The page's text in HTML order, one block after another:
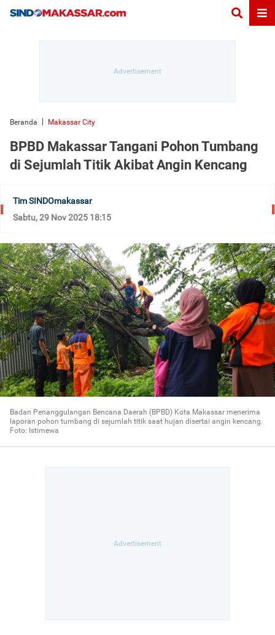
Beranda Makassar City
BPBD Makassar Tangani Pohon Tumbang
di Sejumlah Titik Akibat Angin Kencang
Tim SINDOmakassar
Sabtu, 29 Nov 2025 18:15
Badan Penanggulangan Bencana Daerah (BPBD) Kota Makassar menerima
laporan pohon tumbang di sejumlah titik saat hujan disertai angin kencang.
Foto: Istimewa